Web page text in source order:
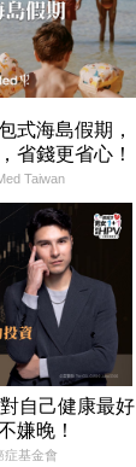
式海島假期，
省錢更省心！
Taiwan
自己健康最好
嫌晚！
症基金會